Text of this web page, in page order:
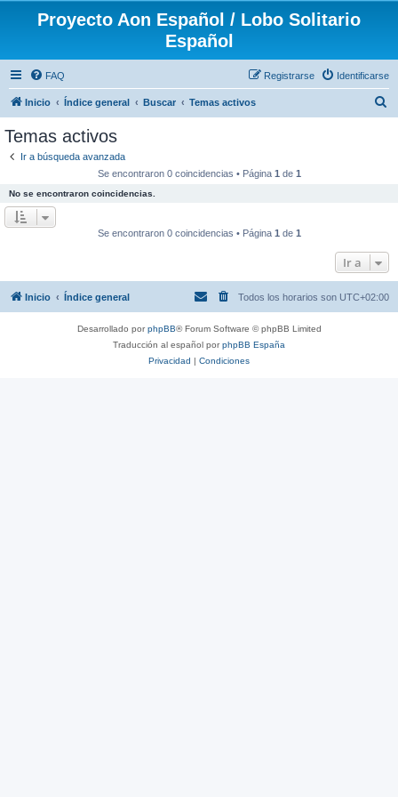
Proyecto Aon Español / Lobo Solitario
Español
FAQ Identificarse
Registrarse
Inicio Índice general Buscar Temas activos
Temas activos
Ir a búsqueda avanzada
Se encontraron 0 coincidencias • Página 1 de 1
No se encontraron coincidencias.
Se encontraron 0 coincidencias • Página 1 de 1
Ir a
Inicio Índice general Todos los horarios son UTC+02:00
Desarrollado porphpBB® Forum Software © phpBB Limited
Traducción al español porphpBB España
Privacidad | Condiciones